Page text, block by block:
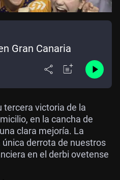
Gran Canaria
tercera victoria de la
en la cancha de
clara mejoría. La
derrota de nuestros
en el derbi ovetense